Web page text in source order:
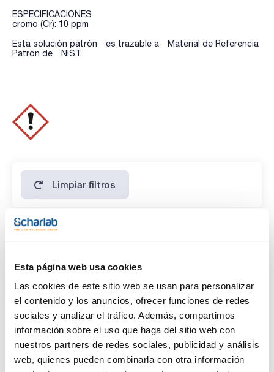
Esta página web usa cookies
Las cookies de este sitio web se usan para personalizar
el contenido y los anuncios, ofrecer funciones de redes
sociales y analizar el tráfico. Además, compartimos
información sobre el uso que haga del sitio web con
nuestros partners de redes sociales, publicidad y análisis
web, quienes pueden combinarla con otra información
ESPECIFICACIONES
cromo (Cr): 10 ppm
Esta solución patrón es trazable a Material de Referencia
Patrón de NIST.
Limpiar filtros
Características